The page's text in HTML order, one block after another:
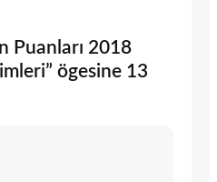
Puanları 2018
ögesine 13